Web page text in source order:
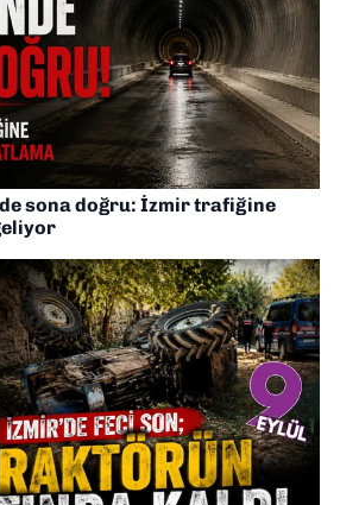
sona doğru: İzmir trafiğine